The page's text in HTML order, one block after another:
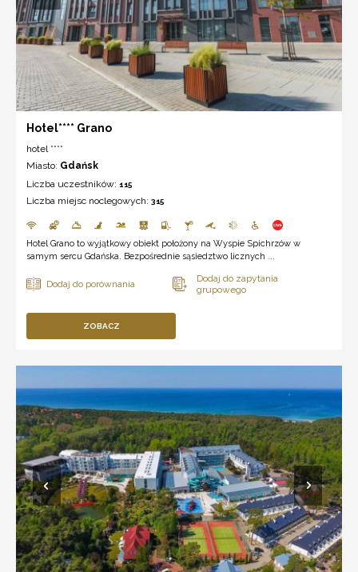
Hotel**** Grano
hotel ****
Miasto: Gdańsk
Liczba uczestników: 115
Liczba miejsc noclegowych: 315
Hotel Grano to wyjątkowy obiekt położony na Wyspie Spichrzów w
samym sercu Gdańska. Bezpośrednie sąsiedztwo licznych ...
ZOBACZ